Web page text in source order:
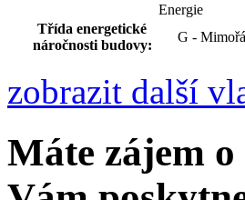
Energie
Třída energetické
náročnosti budovy:
G -
zobrazit další
Máte zájem